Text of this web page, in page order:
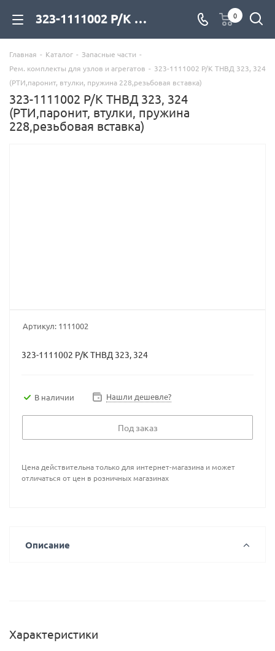
323-1111002 Р/К ТНВД 323, 324 (РТИ,паронит, втулки, пружина 228,резьбовая вставка) для дизельных двигателей купить со склада с доставкой по цене официального дилера - компания Дизель Экспорт 0
Главная - Каталог - Запасные части -
Рем. комплекты для узлов и агрегатов - 323-1111002 Р/К ТНВД 323, 324
(РТИ,паронит, втулки, пружина 228,резьбовая вставка)
323-1111002 Р/К ТНВД 323, 324
(РТИ,паронит, втулки, пружина
228,резьбовая вставка)
Артикул: 1111002
323-1111002 Р/К ТНВД 323, 324
В наличии Нашли дешевле?
Под заказ
Цена действительна только для интернет-магазина и может
отличаться от цен в розничных магазинах
Описание
Характеристики